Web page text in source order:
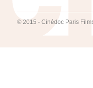
© 2015 - Cinédoc Paris